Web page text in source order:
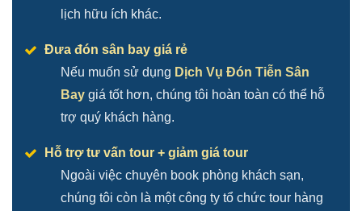
lịch hữu ích khác.
Đưa đón sân bay giá rẻ
Nếu muốn sử dụng Dịch Vụ Đón Tiễn Sân
Bay giá tốt hơn, chúng tôi hoàn toàn có thể hỗ
trợ quý khách hàng.
Hỗ trợ tư vấn tour + giảm giá tour
Ngoài việc chuyên book phòng khách sạn,
chúng tôi còn là một công ty tổ chức tour hàng